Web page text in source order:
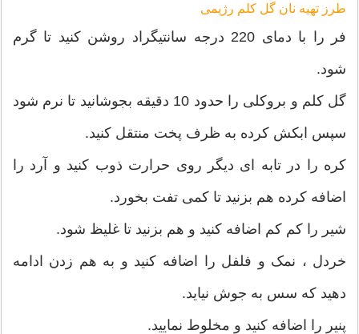
طرز تهیه نان گل کلم رژیمی
فر را با دمای 220 درجه سانتیگراد روشن کنید تا گرم
شود.
گل کلم و بروکلی را حدود 10 دقیقه بجوشانید تا نرم شود
سپس ابکش کرده به ظرف پخت منتقل کنید.
کره را در تابه ای دیگر روی حرارت ذوب کنید و آرد را
اضافه کرده هم بزنید تا کمی تفت بخورد.
شیر را کم کم اضافه کنید و هم بزنید تا غلیظ شود.
خردل ، نمک و فلفل را اضافه کنید و به هم زدن ادامه
دهید که سس به جوش نیاید.
پنیر را اضافه کنید و مخلوط نمایید.